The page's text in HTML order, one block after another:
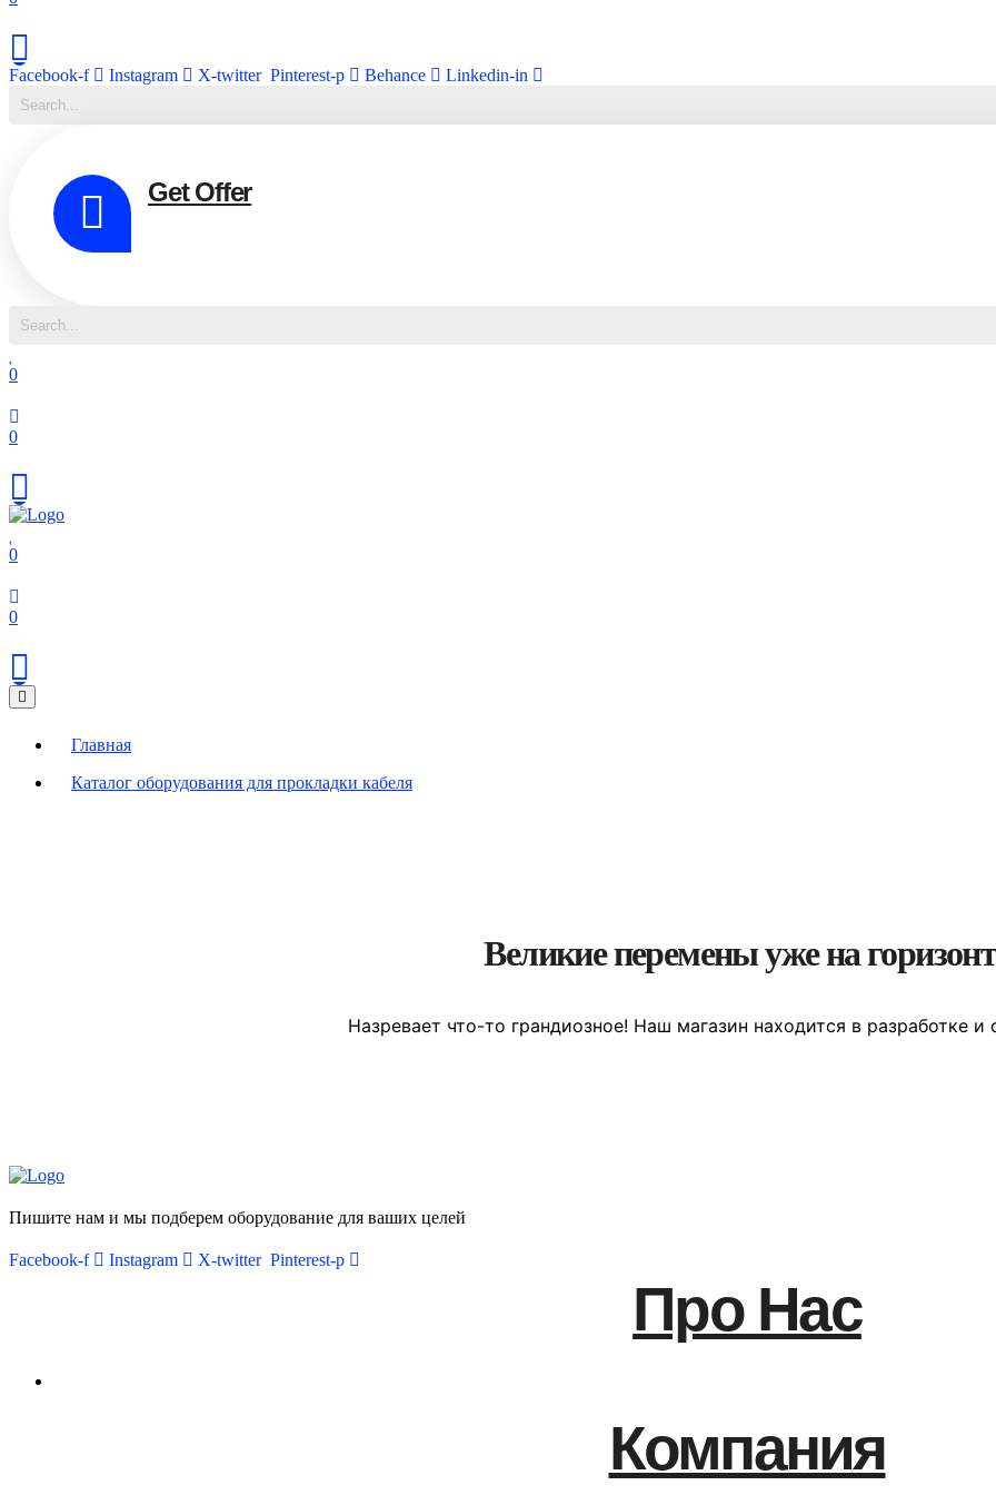
Facebook-f Instagram X-twitter Pinterest-p Behance Linkedin-in
Get Offer
0
0
0
0
Главная
Каталог оборудования для прокладки кабеля
Великие перемены уже на
Назревает что-то грандиозное! Наш магазин находится в разработке и
Пишите нам и мы подберем оборудование для ваших целей
Facebook-f Instagram X-twitter Pinterest-p
Про Нас
Компания